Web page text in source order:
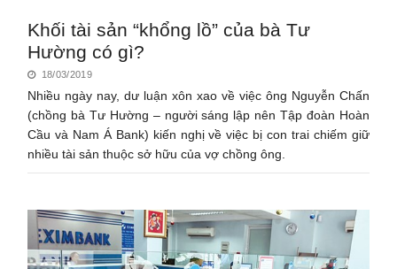
Khối tài sản “khổng lồ” của bà Tư
Hường có gì?
18/03/2019
Nhiều ngày nay, dư luận xôn xao về việc ông Nguyễn Chấn
(chồng bà Tư Hường – người sáng lập nên Tập đoàn Hoàn
Cầu và Nam Á Bank) kiến nghị về việc bị con trai chiếm giữ
nhiều tài sản thuộc sở hữu của vợ chồng ông.